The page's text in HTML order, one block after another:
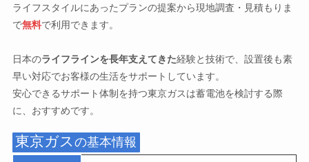
ライフスタイルにあったプランの提案から現地調査・見積もりま
で無料で利用できます。
日本のライフラインを長年支えてきた経験と技術で、設置後も素
早い対応でお客様の生活をサポートしています。
安心できるサポート体制を持つ東京ガスは蓄電池を検討する際
に、おすすめです。
東京ガスの基本情報